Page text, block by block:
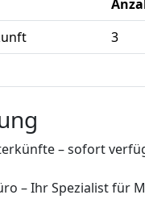
3
– sofort
– Ihr Spezialist für